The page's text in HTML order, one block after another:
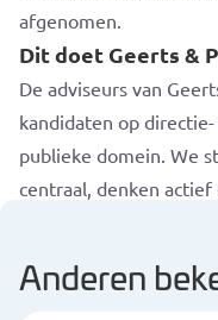
afgenomen.
Dit doet Geerts &
De adviseurs van
kandidaten op
publieke domein. We
centraal, denken
Anderen